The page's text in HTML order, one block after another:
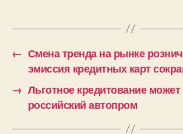
← Смена тренда на рынке
эмиссия кредитных карт
→ Льготное кредитование может
российский автопром